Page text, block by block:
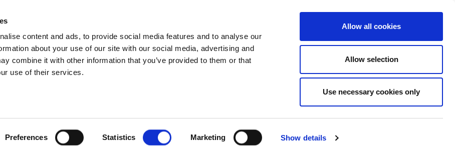
content and ads, to provide social media features and to analyse our
about your use of our site with our social media, advertising and
combine it with other information that you’ve provided to them or that
use of their services.
Preferences Statistics Marketing Show details
Allow all cookies
Allow selection
Use necessary cookies only
Jaa Twitterissä
Jaa Jaa